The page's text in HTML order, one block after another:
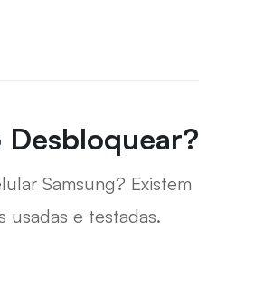
Desbloquear?
Samsung? Existem
usadas e testadas.